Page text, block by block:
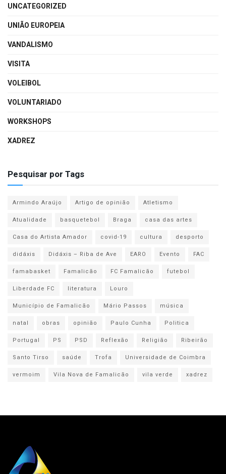
UNCATEGORIZED
UNIÃO EUROPEIA
VANDALISMO
VISITA
VOLEIBOL
VOLUNTARIADO
WORKSHOPS
XADREZ
Pesquisar por Tags
Armindo Araújo Artigo de opinião
Atletismo
Atualidade
basquetebol Braga
casa das artes
Casa do Artista Amador
covid-19 cultura
desporto
didáxis
Didáxis – Riba de Ave EARO Evento
FAC
famabasket
Famalicão FC Famalicão
futebol
Liberdade FC
literatura
Louro
Município de Famalicão
Mário Passos
música
natal
obras opinião Paulo Cunha
Politica
Portugal
PS PSD Reflexão Religião
Ribeirão
Santo Tirso
saúde Trofa
Universidade de Coimbra
vermoim
Vila Nova de Famalicão vila verde xadrez